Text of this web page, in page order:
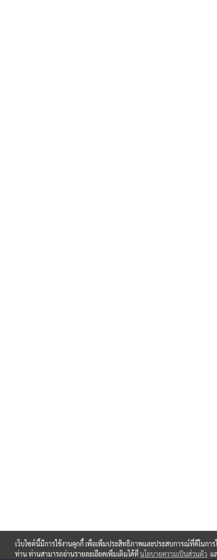
เว็บไซต์นี้มีการใช้งานคุกกี้ เพื่อเพิ่มประสิทธิภาพและประสบการณ์ที่ดีในการ
ท่าน ท่านสามารถอ่านรายละเอียดเพิ่มเติมได้ที่นโยบายความเป็นส่วนตัว แ